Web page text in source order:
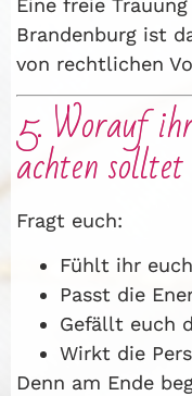
Eine freie
Brandenburg ist
von rechtlichen
5. Worauf
achten solltet
Fragt euch:
Fühlt ihr
Passt die
Gefällt euch
Wirkt die
Denn am Ende